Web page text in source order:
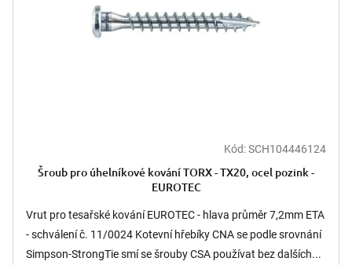
Kód:SCH104446124
Šroub pro úhelníkové kování TORX - TX20, ocel pozink -
EUROTEC
Vrut pro tesařské kování EUROTEC - hlava průměr 7,2mm ETA
- schválení č. 11/0024 Kotevní hřebíky CNA se podle srovnání
Simpson-StrongTie smí se šrouby CSA používat bez dalších...